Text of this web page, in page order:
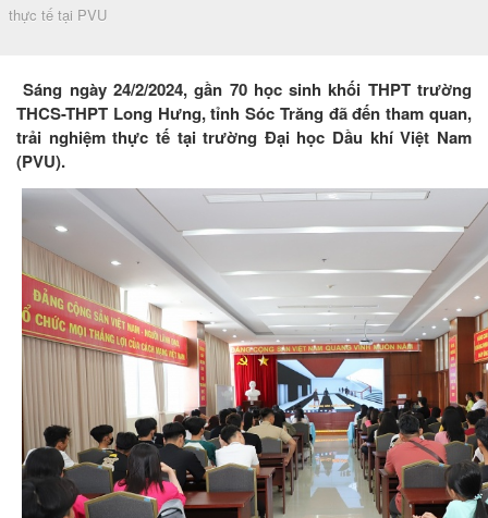
thực tế tại PVU
Sáng ngày 24/2/2024, gần 70 học sinh khối THPT trường
THCS-THPT Long Hưng, tỉnh Sóc Trăng đã đến tham quan,
trải nghiệm thực tế tại trường Đại học Dầu khí Việt Nam
(PVU).